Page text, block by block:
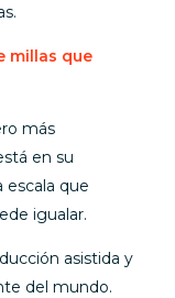
millas que
más
en su
escala que
igualar.
asistida y
del mundo.